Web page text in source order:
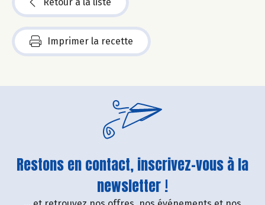
Imprimer la recette
Restons en contact, inscrivez-vous à la
newsletter !